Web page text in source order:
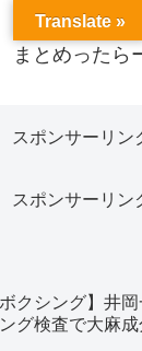
まとめったら
スポンサーリン
スポンサーリン
ボクシング】井
グ検査で大麻
Translate »